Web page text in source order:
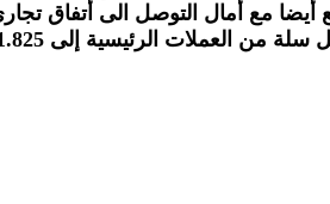
مع أمال التوصل الى أتفاق تجارى
91.825 نقطة بعد أن واجه صعوبات لتجاوز حاجز 92.000 نقطة أمس الاثنين.